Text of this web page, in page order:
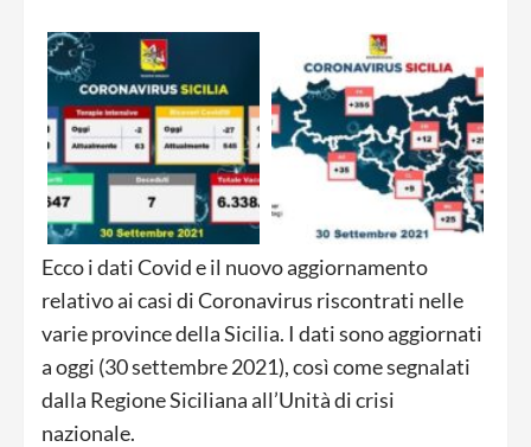
Ecco i dati Covid e il nuovo aggiornamento
relativo ai casi di Coronavirus riscontrati nelle
varie province della Sicilia. I dati sono aggiornati
a oggi (30 settembre 2021), così come segnalati
dalla Regione Siciliana all’Unità di crisi
nazionale.